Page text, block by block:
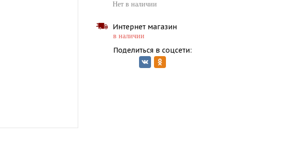
Нет в наличии
Интернет магазин
в наличии
Поделиться в соцсети: